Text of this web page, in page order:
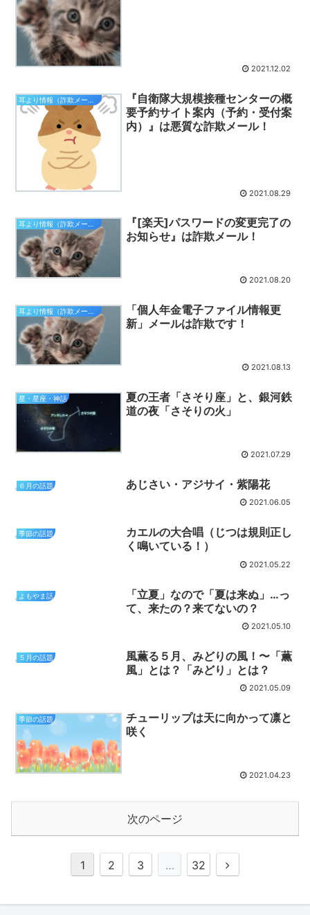
2021.12.02
『自衛隊大規模接種センターの概
要予約サイト案内（予約・受付案
内）』は悪質な詐欺メール！
2021.08.29
耳より情報（詐欺メール注意報）
『[楽天]パスワードの変更完了の
お知らせ』は詐欺メール！
2021.08.20
耳より情報（詐欺メール注意報）
「個人年金電子ファイル情報更
新」メールは詐欺です！
2021.08.13
星・星座・神話
夏の王者「さそり座」と、銀河鉄
道の夜「さそりの火」
2021.07.29
６月の話題 あじさい・アジサイ・紫陽花
2021.06.05
季節の話題
カエルの大合唱（じつは規則正し
く鳴いている！）
2021.05.22
よもやま話
「立夏」なので「夏は来ぬ」…っ
て、来たの？来てないの？
2021.05.10
５月の話題
風薫る５月、みどりの風！〜「薫
風」とは？「みどり」とは？
2021.05.09
季節の話題
チューリップは天に向かって凛と
咲く
2021.04.23
次のページ
1 2 3 … 32